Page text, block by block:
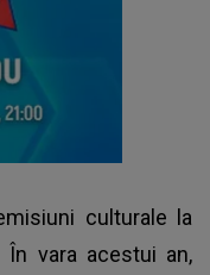
culturale la
În vara acestui an,